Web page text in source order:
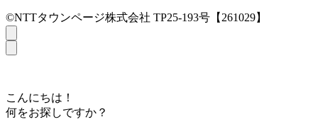
©NTTタウンページ株式会社 TP25-193号【261029】
こんにちは！
何をお探しですか？